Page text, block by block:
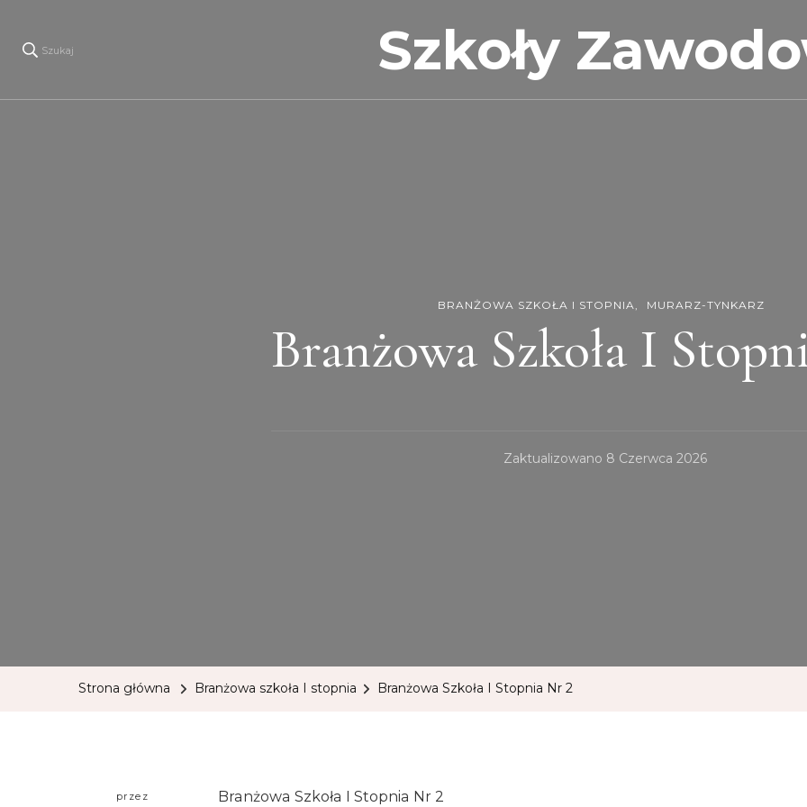
Szukaj Szkoły
BRANŻOWA SZKOŁA I STOPNIA MURARZ-TYNKARZ
Branżowa Szkoła I
Zaktualizowano 8 Czerwca 2026
Strona główna Branżowa szkoła I stopnia Branżowa Szkoła I Stopnia Nr 2
przez Branżowa Szkoła I Stopnia Nr 2